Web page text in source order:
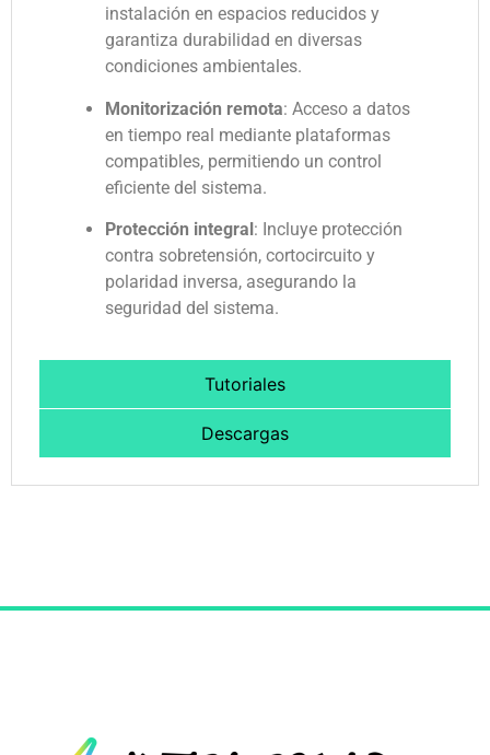
Tutoriales
Descargas
instalación en espacios reducidos y
garantiza durabilidad en diversas
condiciones ambientales.
Monitorización remota: Acceso a datos
en tiempo real mediante plataformas
compatibles, permitiendo un control
eficiente del sistema.
Protección integral: Incluye protección
contra sobretensión, cortocircuito y
polaridad inversa, asegurando la
seguridad del sistema.